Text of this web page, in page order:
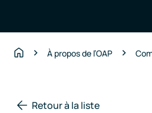
À propos de l’OAP
Retour à la liste